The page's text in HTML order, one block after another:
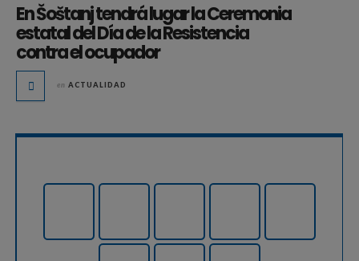
En Šoštanj tendrá lugar la Ceremonia
estatal del Día de la Resistencia
contra el ocupador
en ACTUALIDAD